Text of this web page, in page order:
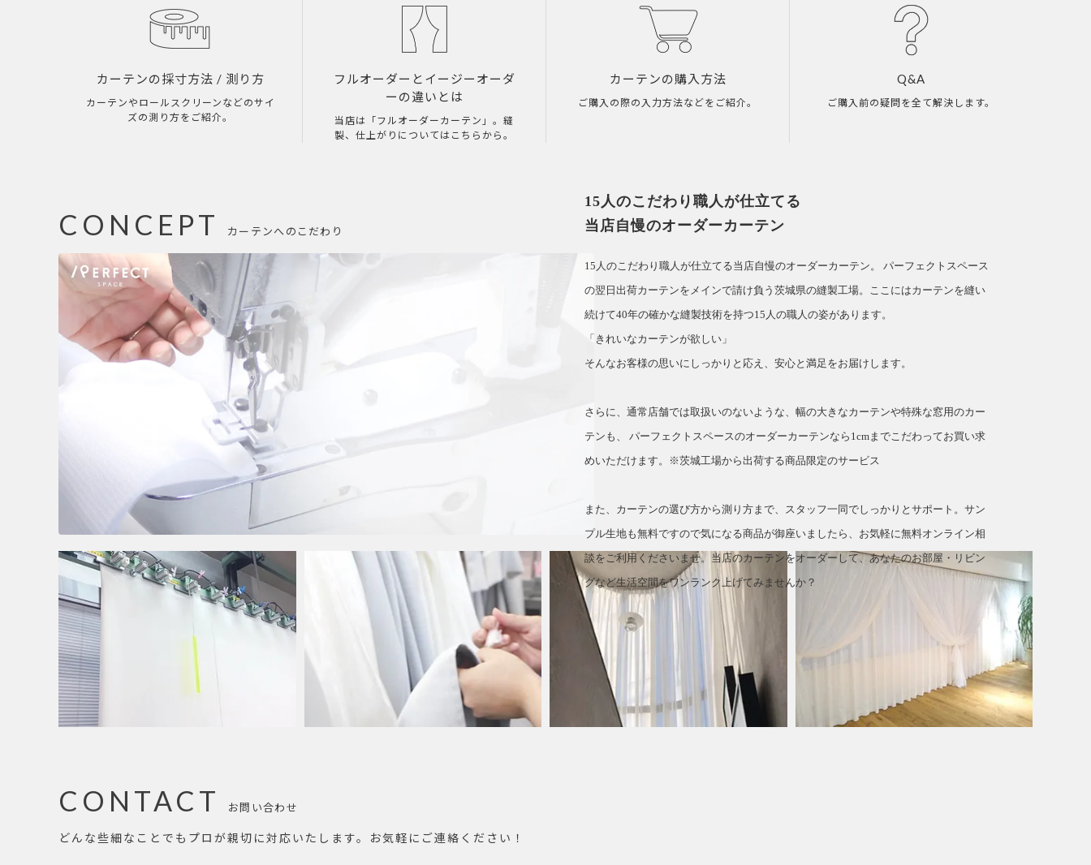
カーテンの採寸方法 / 測り方
カーテンやロールスクリーンなどのサイ
ズの測り方をご紹介。
フルオーダーとイージーオーダ
ーの違いとは
当店は「フルオーダーカーテン」。縫
製、仕上がりについてはこちらから。
カーテンの購入方法
ご購入の際の入力方法などをご紹介。
Q&A
ご購入前の疑問を全て解決します。
カーテンへのこだわり
CONCEPT
15人のこだわり職人が仕立てる
当店自慢のオーダーカーテン
15人のこだわり職人が仕立てる当店自慢のオーダーカーテン。
パーフェクトスペース
の翌日出荷カーテンをメインで請け負う茨城県の縫製工場。ここにはカーテンを縫い
続けて40年の確かな縫製技術を持つ15人の職人の姿があります。
「きれいなカーテンが欲しい」
そんなお客様の思いにしっかりと応え、安心と満足をお届けします。
さらに、通常店舗では取扱いのないような、幅の大きなカーテンや特殊な窓用のカー
テンも、 パーフェクトスペースのオーダーカーテンなら1cmまでこだわってお買い求
めいただけます。※茨城工場から出荷する商品限定のサービス
また、カーテンの選び方から測り方まで、スタッフ一同でしっかりとサポート。サン
プル生地も無料ですので気になる商品が御座いましたら、お気軽に無料オンライン相
談をご利用くださいませ。当店のカーテンをオーダーして、あなたのお部屋・リビン
グなど生活空間をワンランク上げてみませんか？
お問い合わせ
CONTACT
どんな些細なことでもプロが親切に対応いたします。お気軽にご連絡ください！